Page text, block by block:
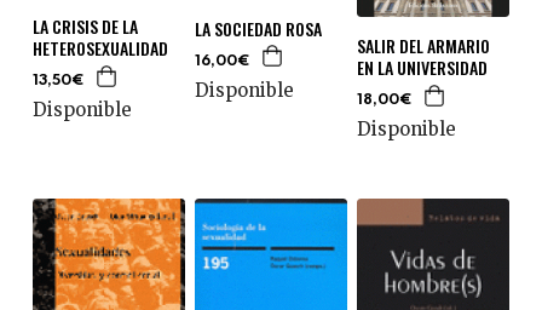
LA CRISIS DE LA
HETEROSEXUALIDAD
13,50€
Disponible
LA SOCIEDAD ROSA
16,00€
Disponible
SALIR DEL ARMARIO
EN LA UNIVERSIDAD
18,00€
Disponible